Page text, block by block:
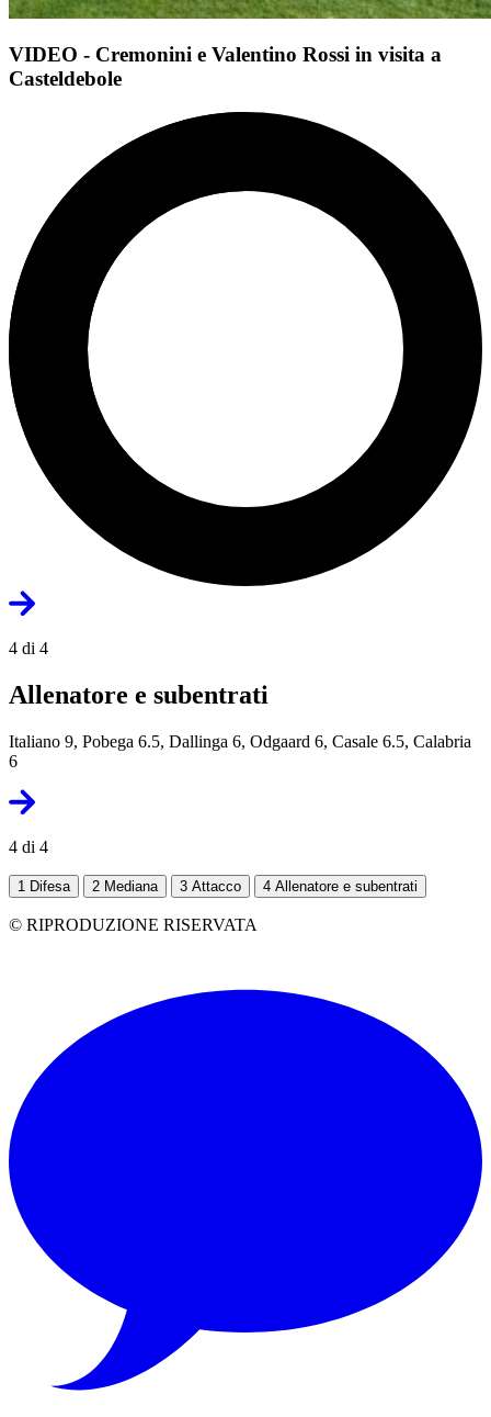
VIDEO - Cremonini e Valentino Rossi in visita a
Casteldebole
4 di 4
Allenatore e subentrati
Italiano 9, Pobega 6.5, Dallinga 6, Odgaard 6, Casale 6.5, Calabria
6
4 di 4
1 Difesa 2 Mediana 3 Attacco 4 Allenatore e subentrati
© RIPRODUZIONE RISERVATA